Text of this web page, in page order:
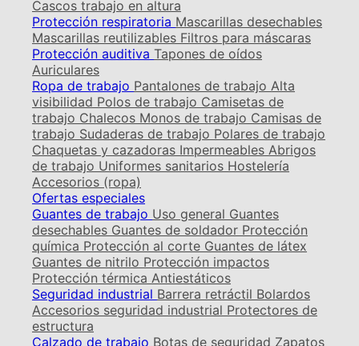
Cascos trabajo en altura
Protección respiratoria Mascarillas desechables
Mascarillas reutilizables Filtros para máscaras
Protección auditiva Tapones de oídos
Auriculares
Ropa de trabajo Pantalones de trabajo Alta
visibilidad Polos de trabajo Camisetas de
trabajo Chalecos Monos de trabajo Camisas de
trabajo Sudaderas de trabajo Polares de trabajo
Chaquetas y cazadoras Impermeables Abrigos
de trabajo Uniformes sanitarios Hostelería
Accesorios (ropa)
Ofertas especiales
Guantes de trabajo Uso general Guantes
desechables Guantes de soldador Protección
química Protección al corte Guantes de látex
Guantes de nitrilo Protección impactos
Protección térmica Antiestáticos
Seguridad industrial Barrera retráctil Bolardos
Accesorios seguridad industrial Protectores de
estructura
Calzado de trabajo Botas de seguridad Zapatos